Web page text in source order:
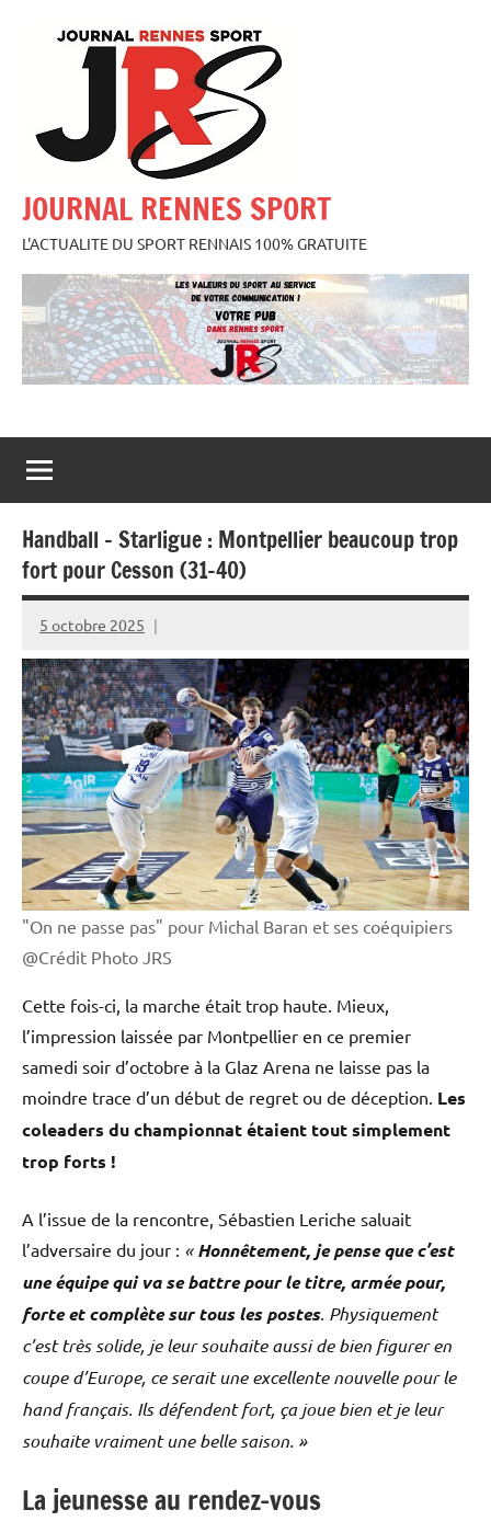
JOURNAL RENNES SPORT
L'ACTUALITE DU SPORT RENNAIS 100% GRATUITE
Handball – Starligue : Montpellier beaucoup trop
fort pour Cesson (31-40)
5 octobre 2025
Rédaction
JRS
"On ne passe pas" pour Michal Baran et ses coéquipiers
@Crédit Photo JRS
Cette fois-ci, la marche était trop haute. Mieux,
l’impression laissée par Montpellier en ce premier
samedi soir d’octobre à la Glaz Arena ne laisse pas la
moindre trace d’un début de regret ou de déception. Les
coleaders du championnat étaient tout simplement
trop forts !
A l’issue de la rencontre, Sébastien Leriche saluait
l’adversaire du jour : «Honnêtement, je pense que c’est
une équipe qui va se battre pour le titre, armée pour,
forte et complète sur tous les postes. Physiquement
c’est très solide, je leur souhaite aussi de bien figurer en
coupe d’Europe, ce serait une excellente nouvelle pour le
hand français. Ils défendent fort, ça joue bien et je leur
souhaite vraiment une belle saison. »
La jeunesse au rendez-vous